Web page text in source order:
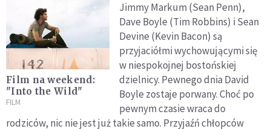
Film na weekend:
"Into the Wild"
FILM
Jimmy Markum (Sean Penn),
Dave Boyle (Tim Robbins) i Sean
Devine (Kevin Bacon) są
przyjaciółmi wychowującymi się
w niespokojnej bostońskiej
dzielnicy. Pewnego dnia David
Boyle zostaje porwany. Choć po
pewnym czasie wraca do
rodziców, nic nie jest już takie samo. Przyjaźń chłopców